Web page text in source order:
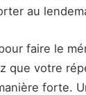
au
faire le
que votre
forte.